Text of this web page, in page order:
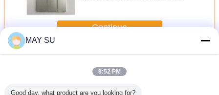
Continua
PiùProfili di alluminio anodizzati
MAY SU
8:52 PM
Good day, what product are you looking for?